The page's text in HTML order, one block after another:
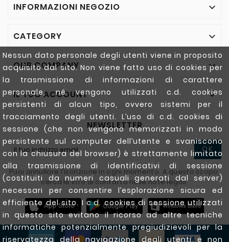
Nessun dato personale degli utenti viene in proposito
acquisito dal sito. Non viene fatto uso di cookies per
la trasmissione di informazioni di carattere
personale, né vengono utilizzati c.d. cookies
persistenti di alcun tipo, ovvero sistemi per il
tracciamento degli utenti. L’uso di c.d. cookies di
sessione (che non vengono memorizzati in modo
persistente sul computer dell’utente e svaniscono
con la chiusura del browser) è strettamente limitato
alla trasmissione di identificativi di sessione
(costituiti da numeri casuali generati dal server)
necessari per consentire l’esplorazione sicura ed
efficiente del sito. I c.d. cookies di sessione utilizzati
in questo sito evitano il ricorso ad altre tecniche
informatiche potenzialmente pregiudizievoli per la
riservatezza della navigazione degli utenti e non
INFORMAZIONI NEGOZIO 
CATEGORY 
OUR COMPANY 
IL TUO ACCOUNT 
NEWSLETTER
OK
Puoi annullare l'iscrizione in ogni momento. A questo scopo,
cerca le info di contatto nelle note legali.